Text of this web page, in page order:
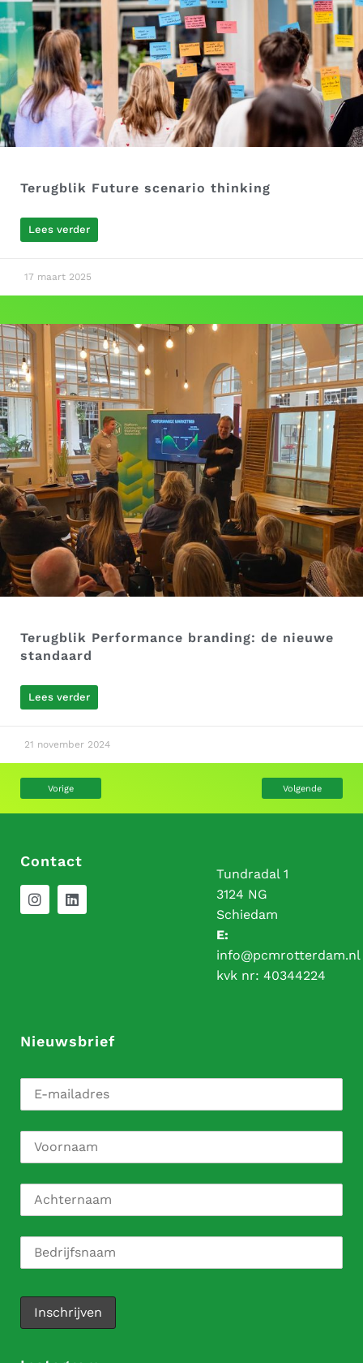
Terugblik Future scenario thinking
Lees verder
17 maart 2025
Terugblik Performance branding: de nieuwe
standaard
Lees verder
21 november 2024
Vorige Volgende
Contact
Tundradal 1
3124 NG
Schiedam
E:
info@pcmrotterdam.nl
kvk nr: 40344224
Nieuwsbrief